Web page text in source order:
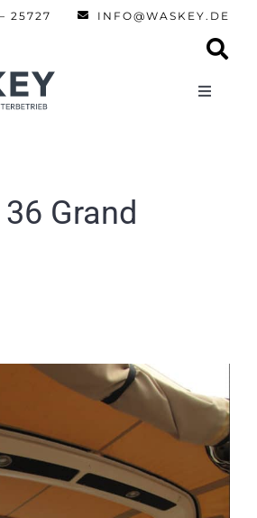
25727 INFO@WASKEY.DE
Toggle
Partner
Kontakt
Grand